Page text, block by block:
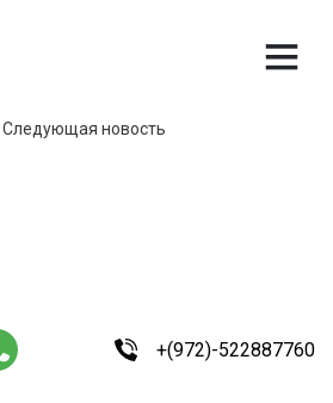
Следующая новость
+(972)-522887760